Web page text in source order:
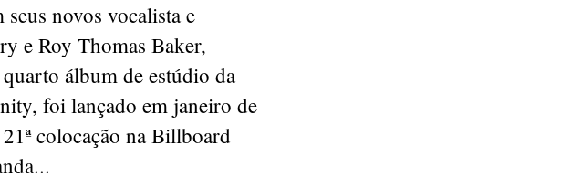
novos vocalista e
e Roy Thomas Baker,
álbum de estúdio da
foi lançado em janeiro de
colocação na Billboard